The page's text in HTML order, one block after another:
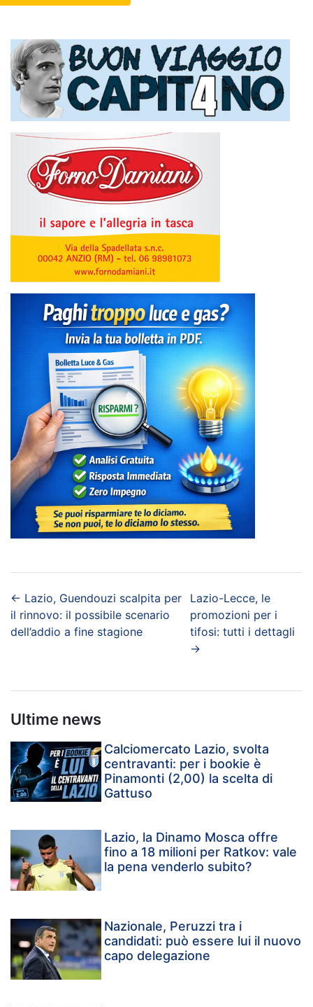
← Lazio, Guendouzi scalpita per
il rinnovo: il possibile scenario
dell’addio a fine stagione
Lazio-Lecce, le
promozioni per i
tifosi: tutti i dettagli
→
Ultime news
Calciomercato Lazio, svolta
centravanti: per i bookie è
Pinamonti (2,00) la scelta di
Gattuso
Lazio, la Dinamo Mosca offre
fino a 18 milioni per Ratkov: vale
la pena venderlo subito?
Nazionale, Peruzzi tra i
candidati: può essere lui il nuovo
capo delegazione